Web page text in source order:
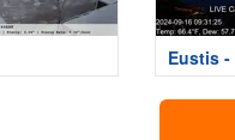
Eustis